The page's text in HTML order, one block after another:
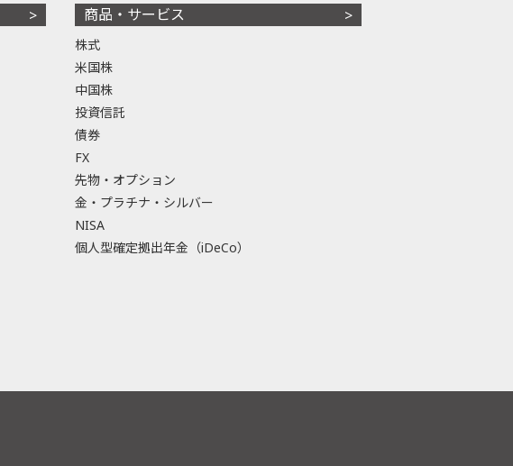
商品・サービス
株式
米国株
中国株
投資信託
債券
FX
先物・オプション
金・プラチナ・シルバー
NISA
個人型確定拠出年金（iDeCo）